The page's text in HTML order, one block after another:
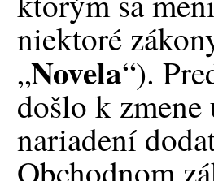
niektoré
„Novela“).
došlo k zmene
nariadení
Obchodnom